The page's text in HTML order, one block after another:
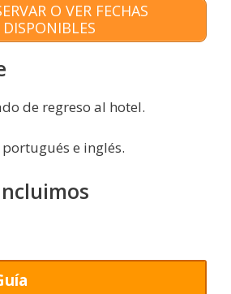
O VER FECHAS
DISPONIBLES
de regreso al hotel.
e inglés.